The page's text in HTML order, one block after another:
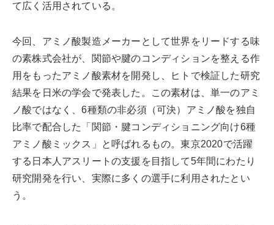
て広く活用されている。
今回、アミノ酸製造メーカーとして世界をリードする味
の素株式会社が、関節や腱のコンディションを整える作
用をもったアミノ酸素材を開発し、ヒトで検証した研究
結果を日米の学会で発表した。この素材は、単一のアミ
ノ酸ではなく、6種類の非必須（可決）アミノ酸を独自
比率で配合した「関節・腱コンディショニング向け6種
アミノ酸ミックス」と呼ばれるもの。東京2020で活躍
する日本人アスリートの支援を目指して5年間にわたり
研究開発を行い、実際に多くの選手に利用されたとい
う。